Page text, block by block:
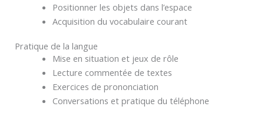
Positionner les objets dans l’espace
Acquisition du vocabulaire courant
Pratique de la langue
Mise en situation et jeux de rôle
Lecture commentée de textes
Exercices de prononciation
Conversations et pratique du téléphone